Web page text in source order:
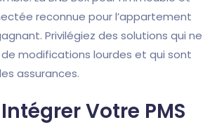
reconnue pour l’appartement
Privilégiez des solutions qui ne
modifications lourdes et qui sont
assurances.
Votre PMS